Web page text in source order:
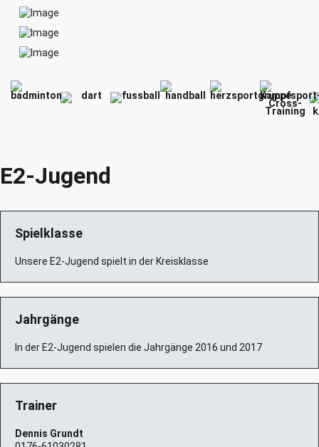
E2-Jugend
Spielklasse
Unsere E2-Jugend spielt in der Kreisklasse
Jahrgänge
In der E2-Jugend spielen die Jahrgänge 2016 und 2017
Trainer
Dennis Grundt